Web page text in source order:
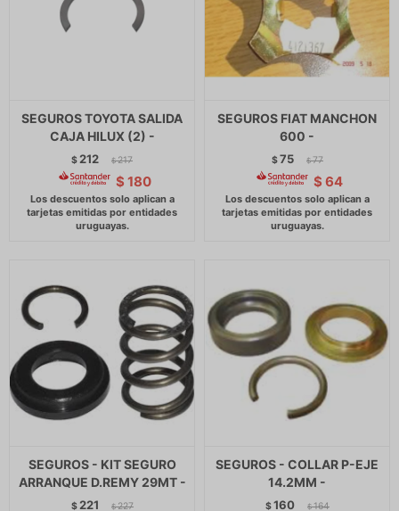
SEGUROS TOYOTA SALIDA
CAJA HILUX (2) -
$ 212 $ 217
$ 180
SEGUROS FIAT MANCHON
600 -
$75 $ 77
$ 64
SEGUROS - KIT SEGURO
ARRANQUE D.REMY 29MT -
$ 221 $ 227
SEGUROS - COLLAR P-EJE
14.2MM -
$160 $ 164